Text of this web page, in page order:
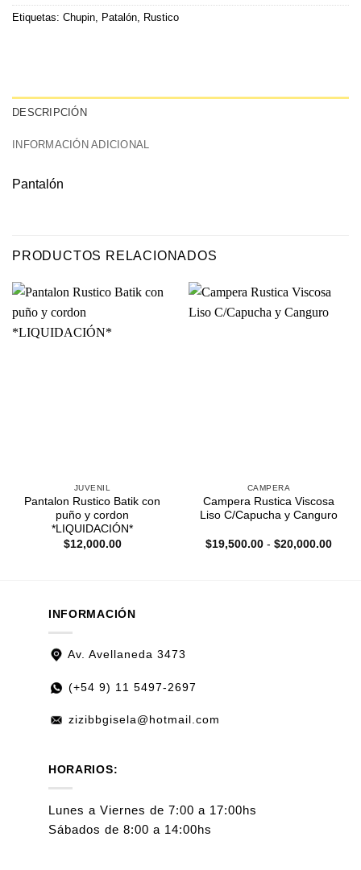
Etiquetas: Chupin, Patalón, Rustico
DESCRIPCIÓN
INFORMACIÓN ADICIONAL
Pantalón
PRODUCTOS RELACIONADOS
JUVENIL
Pantalon Rustico Batik con
puño y cordon
*LIQUIDACIÓN*
$12,000.00
CAMPERA
Campera Rustica Viscosa
Liso C/Capucha y Canguro
$19,500.00 - $20,000.00
INFORMACIÓN
Av. Avellaneda 3473
(+54 9) 11 5497-2697
zizibbgisela@hotmail.com
HORARIOS:
Lunes a Viernes de 7:00 a 17:00hs
Sábados de 8:00 a 14:00hs